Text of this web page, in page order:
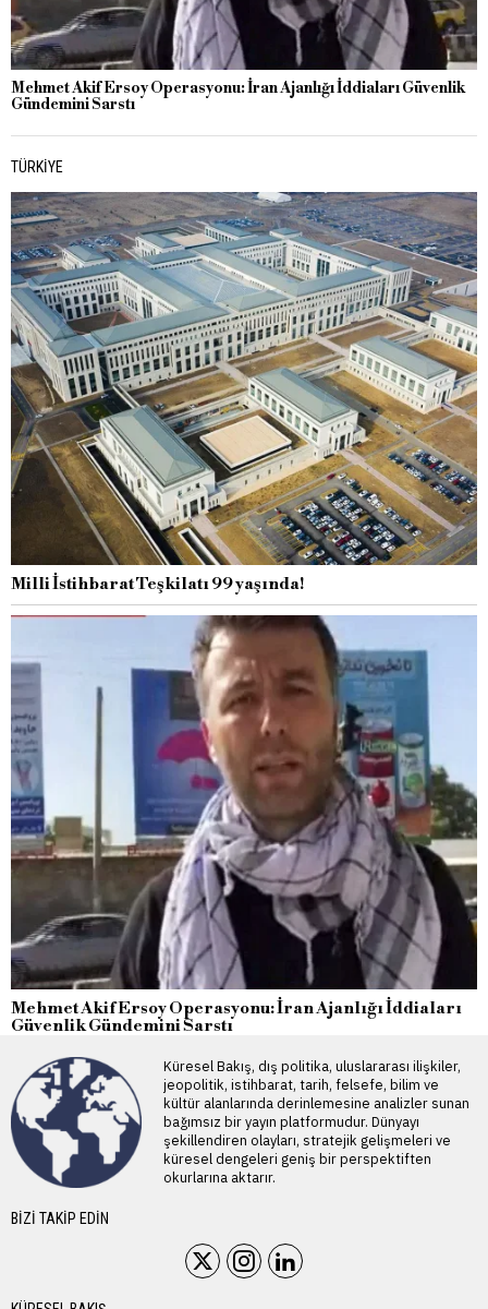
Mehmet Akif Ersoy Operasyonu: İran Ajanlığı İddiaları Güvenlik
Gündemini Sarstı
TÜRKIYE
Milli İstihbarat Teşkilatı 99 yaşında!
Mehmet Akif Ersoy Operasyonu: İran Ajanlığı İddiaları
Güvenlik Gündemini Sarstı
Küresel Bakış, dış politika, uluslararası ilişkiler,
jeopolitik, istihbarat, tarih, felsefe, bilim ve
kültür alanlarında derinlemesine analizler sunan
bağımsız bir yayın platformudur. Dünyayı
şekillendiren olayları, stratejik gelişmeleri ve
küresel dengeleri geniş bir perspektiften
okurlarına aktarır.
BIZI TAKIP EDIN